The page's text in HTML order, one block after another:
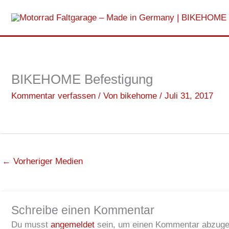
Inhalt
springen
BIKEHOME Befestigung
Kommentar verfassen / Von bikehome / Juli 31, 2017
← Vorheriger Medien
Schreibe einen Kommentar
Du musst angemeldet sein, um einen Kommentar